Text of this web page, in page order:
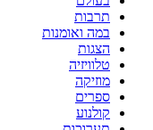
תרבות
במה ואומנות
הצגות
טלוויזיה
מוזיקה
ספרים
קולנוע